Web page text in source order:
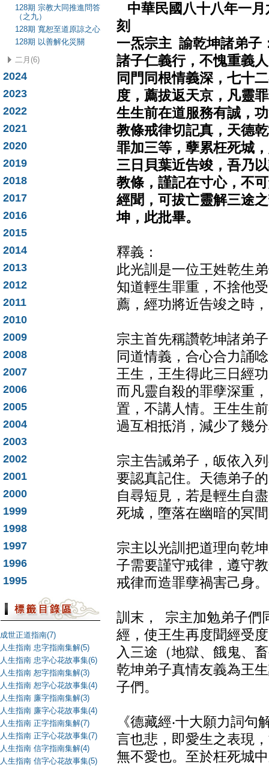
128期 宗教大同推進問答
（之九）
128期 寬恕至道原諒之心
128期 以善解化災關
二月(6)
2024
2023
2022
2021
2020
2019
2018
2017
2016
2015
2014
2013
2012
2011
2010
2009
2008
2007
2006
2005
2004
2003
2002
2001
2000
1999
1998
1997
1996
1995
成世正道指南(7)
人生指南 忠字指南集解(5)
人生指南 忠字心花故事集(6)
人生指南 恕字指南集解(3)
人生指南 恕字心花故事集(4)
人生指南 廉字指南集解(3)
人生指南 廉字心花故事集(4)
人生指南 正字指南集解(7)
人生指南 正字心花故事集(7)
人生指南 信字指南集解(4)
人生指南 信字心花故事集(5)
中華民國八十八年一
刻
一炁宗主 諭乾坤諸弟子
諸子仁義行，不愧重義
同門同根情義深，七十
度，薦拔返天京，凡靈
生生前在道服務有誠，
教條戒律切記真，天德
罪加三等，孽累枉死城
三日貝葉近告竣，吾乃
教條，謹記在寸心，不
經聞，可拔亡靈解三途
坤，此批畢。
釋義：
此光訓是一位王姓乾生
知道輕生罪重，不捨他
薦，經功將近告竣之時
宗主首先稱讚乾坤諸弟
同道情義，合心合力誦
王生，王生得此三日經
而凡靈自殺的罪孽深重
置，不講人情。王生生
過互相抵消，減少了幾
宗主告誡弟子，皈依入
要認真記住。天德弟子
自尋短見，若是輕生自
死城，墮落在幽暗的冥
宗主以光訓把道理向乾
子需要謹守戒律，遵守
戒律而造罪孽禍害己身。
訓末， 宗主加勉弟子們
經，使王生再度聞經受
入三途（地獄、餓鬼、
乾坤弟子真情友義為王
子們。
《德藏經‧十大願力詞
言也悲，即愛生之表現
無不愛也。至於枉死城